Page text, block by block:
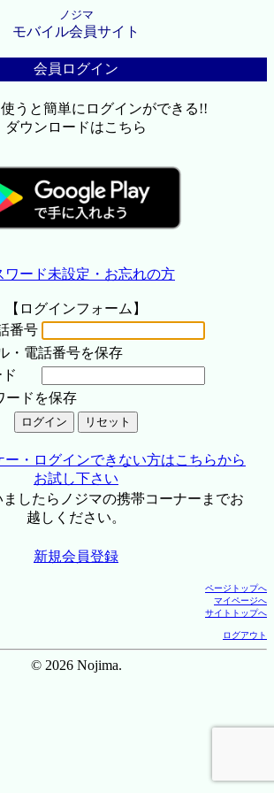
ノジマ
モバイル会員サイト
会員ログイン
うと簡単にログインができる!!
ダウンロードはこちら
ワード未設定・お忘れの方
【ログインフォーム】
番号
・電話番号を保存
ードを保存
ー・ログインできない方はこちらから
お試し下さい
したらノジマの携帯コーナーまでお
越しください。
新規会員登録
ページトップへ
マイページへ
サイトトップへ
ログアウト
© 2026 Nojima.